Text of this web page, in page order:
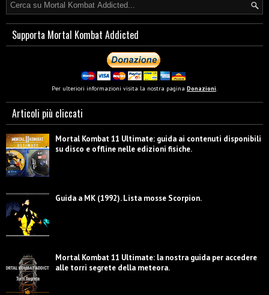
Supporta Mortal Kombat Addicted
Per ulteriori informazioni visita la nostra pagina Donazioni
Articoli più cliccati
Mortal Kombat 11 Ultimate: guida ai contenuti disponibili
su disco e offline nelle edizioni fisiche.
Guida a MK (1992). Lista mosse Scorpion.
Mortal Kombat 11 Ultimate: la nostra guida per accedere
alle torri segrete della meteora.